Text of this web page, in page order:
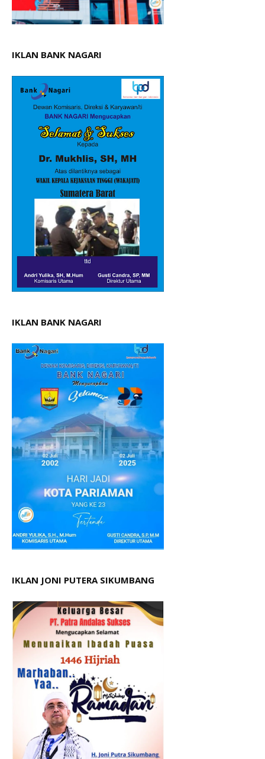
IKLAN BANK NAGARI
IKLAN BANK NAGARI
IKLAN JONI PUTERA SIKUMBANG